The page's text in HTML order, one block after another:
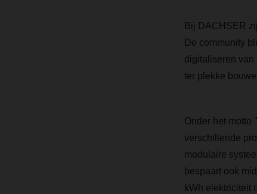
Bij DACHSER
De community
digitaliseren van
ter plekke
Onder het motto
verschillende
modulaire
bespaart ook
kWh elektriciteit